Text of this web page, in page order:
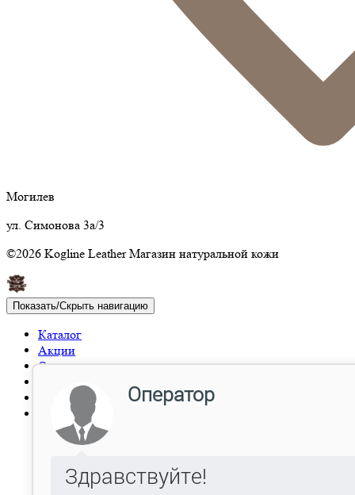
Могилев
ул. Симонова 3а/3
©2026 Kogline Leather Магазин натуральной кожи
Показать/Скрыть навигацию
Каталог
Акции
Отзывы
Доставка
Контакты